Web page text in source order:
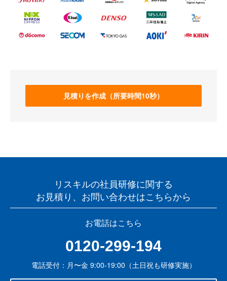
見積りを作成（所要時間10秒）
リスキルの社員研修に関する
お見積り、お問い合わせはこちらから
お電話はこちら
0120-299-194
電話受付：月〜金 9:00-19:00（土日祝も研修実施）